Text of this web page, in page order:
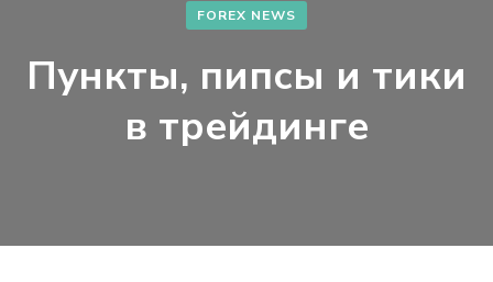
FOREX NEWS
Пункты, пипсы и тики
в трейдинге